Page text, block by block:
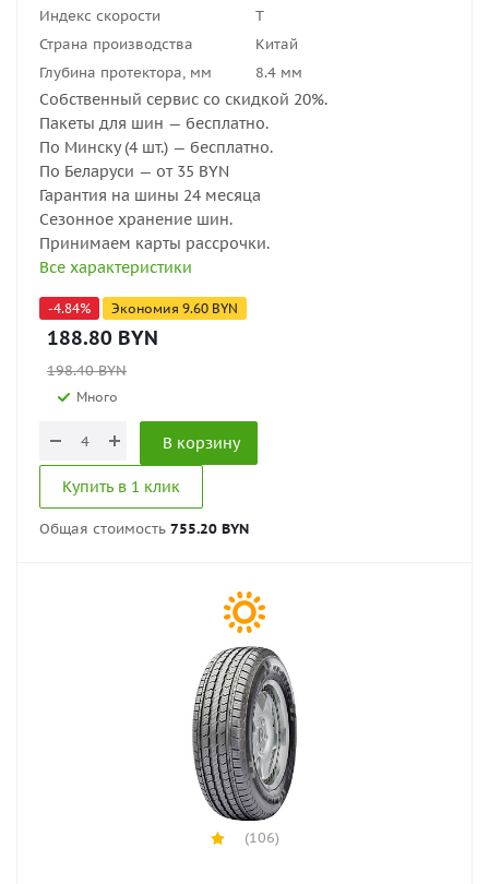
Индекс скорости
T
Страна производства
Китай
Глубина протектора, мм
8.4 мм
Собственный сервис со скидкой 20%.
Пакеты для шин — бесплатно.
По Минску (4 шт.) — бесплатно.
По Беларуси — от 35 BYN
Гарантия на шины 24 месяца
Сезонное хранение шин.
Принимаем карты рассрочки.
Все характеристики
-4.84% Экономия 9.60 BYN
188.80 BYN
198.40BYN
Много
В корзину
Купить в 1 клик
Общая стоимость 755.20 BYN
(106)